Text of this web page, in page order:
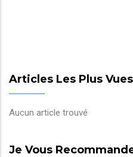
Articles Les Plus Vues
Aucun article trouvé
Je Vous